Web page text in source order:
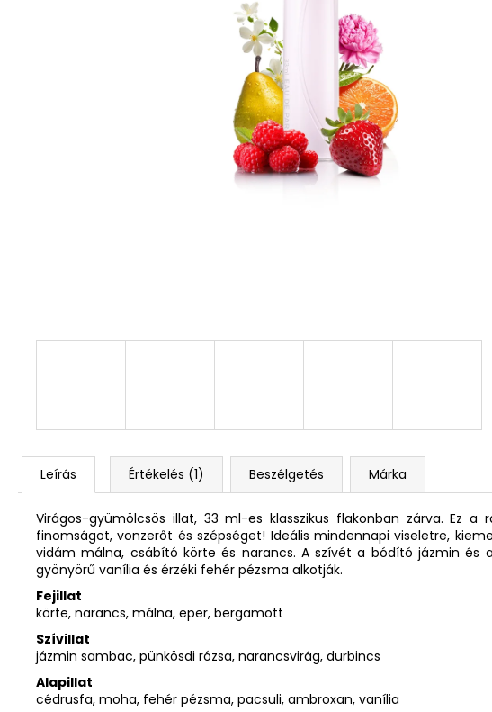
Leírás Értékelés (1) Beszélgetés Márka
Virágos-gyümölcsös illat, 33 ml-es klasszikus flakonban zárva. Ez
finomságot, vonzerőt és szépséget! Ideális mindennapi viseletre,
vidám málna, csábító körte és narancs. A szívét a bódító jázmin
gyönyörű vanília és érzéki fehér pézsma alkotják.
Fejillat
körte, narancs, málna, eper, bergamott
Szívillat
jázmin sambac, pünkösdi rózsa, narancsvirág, durbincs
Alapillat
cédrusfa, moha, fehér pézsma, pacsuli, ambroxan, vanília
ARKADA SERUM TC16 11 ML